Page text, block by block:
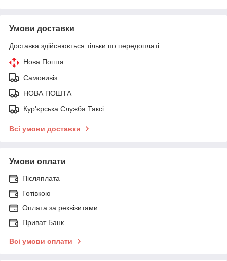
Умови доставки
Доставка здійснюється тільки по передоплаті.
Нова Пошта
Самовивіз
НОВА ПОШТА
Кур'єрська Служба Таксі
Всі умови доставки
Умови оплати
Післяплата
Готівкою
Оплата за реквізитами
Приват Банк
Всі умови оплати